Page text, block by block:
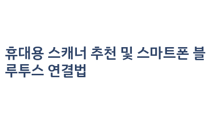
휴대용 스캐너 추천 및 스마트폰 블
루투스 연결법